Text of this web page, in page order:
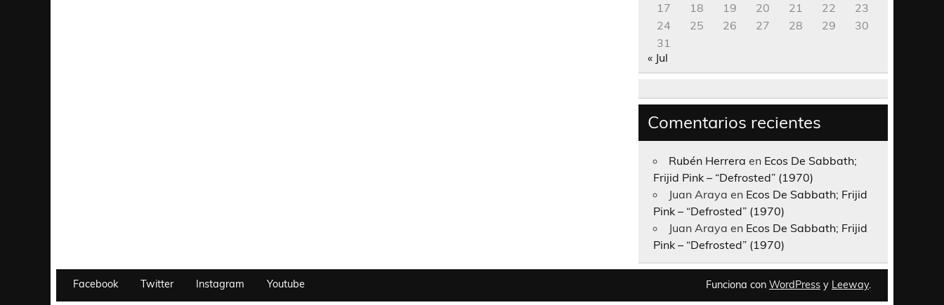
17
18 19 20 21 22
23
24
25 26 27 28 29
30
31
« Jul
Comentarios recientes
Rubén Herrera en Ecos De Sabbath;
Frijid Pink – “Defrosted” (1970)
Juan Araya en Ecos De Sabbath; Frijid
Pink – “Defrosted” (1970)
Juan Araya en Ecos De Sabbath; Frijid
Pink – “Defrosted” (1970)
Facebook Twitter Instagram Youtube Funciona con WordPress y Leeway.